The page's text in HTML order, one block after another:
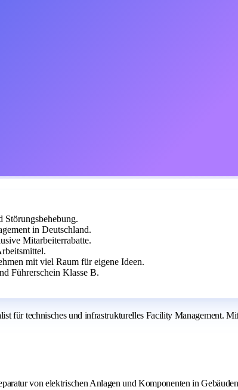
Störungsbehebung.
in Deutschland.
Mitarbeiterrabatte.
mit viel Raum für eigene Ideen.
Führerschein Klasse B.
für technisches und infrastrukturelles Facility Management.
von elektrischen Anlagen und Komponenten in